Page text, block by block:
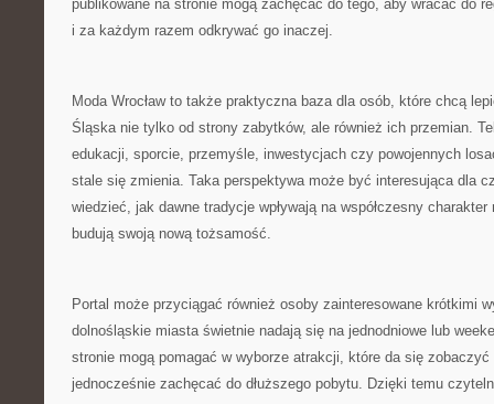
publikowane na stronie mogą zachęcać do tego, aby wracać do
i za każdym razem odkrywać go inaczej.
Moda Wrocław to także praktyczna baza dla osób, które chcą
Śląska nie tylko od strony zabytków, ale również ich przemian.
edukacji, sporcie, przemyśle, inwestycjach czy powojennych
stale się zmienia. Taka perspektywa może być interesująca dla
wiedzieć, jak dawne tradycje wpływają na współczesny
budują swoją nową tożsamość.
Portal może przyciągać również osoby zainteresowane krótkimi
dolnośląskie miasta świetnie nadają się na jednodniowe lub
stronie mogą pomagać w wyborze atrakcji, które da się
jednocześnie zachęcać do dłuższego pobytu. Dzięki temu